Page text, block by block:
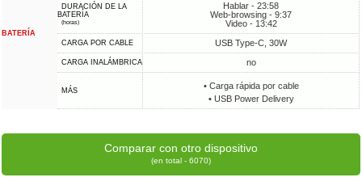
BATERÍA
DURACIÓN DE LA
BATERÍA
(horas)
Hablar - 23:58
Web-browsing - 9:37
Video - 13:42
CARGA POR CABLE USB Type-C, 30W
CARGA INALÁMBRICA no
MÁS
• Carga rápida por cable
• USB Power Delivery
Comparar con otro dispositivo
(en total - 6070)